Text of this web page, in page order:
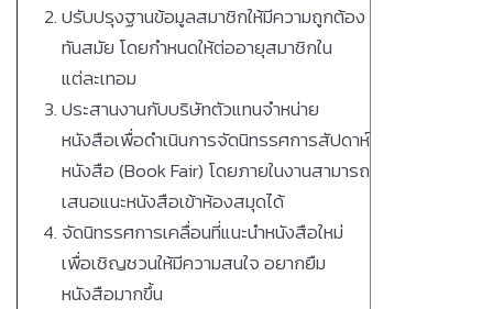
ปรับปรุงฐานข้อมูลสมาชิกให้มีความถูกต้อง
ทันสมัย โดยกำหนดให้ต่ออายุสมาชิกใน
แต่ละเทอม
ประสานงานกับบริษัทตัวแทนจำหน่าย
หนังสือเพื่อดำเนินการจัดนิทรรศการสัปดาห์
หนังสือ (Book Fair) โดยภายในงานสามารถ
เสนอแนะหนังสือเข้าห้องสมุดได้
จัดนิทรรศการเคลื่อนที่แนะนำหนังสือใหม่
เพื่อเชิญชวนให้มีความสนใจ อยากยืม
หนังสือมากขึ้น